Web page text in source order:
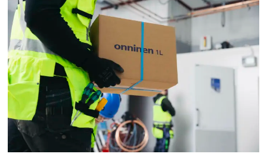
jørn-
are
bergh